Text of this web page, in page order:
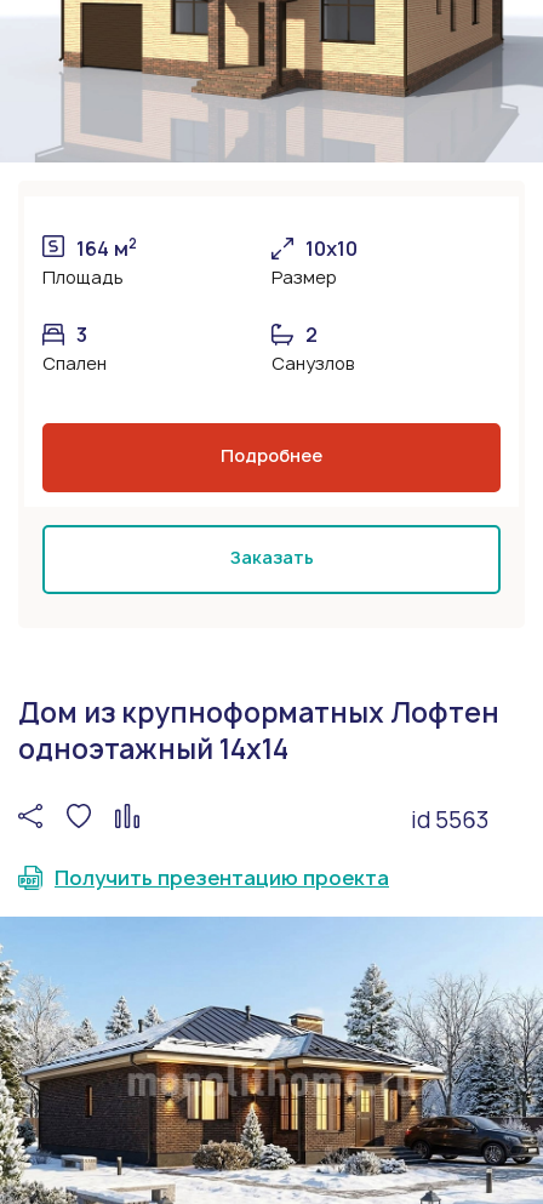
164 м2
Площадь
10х10
Размер
3
Спален
2
Санузлов
Подробнее
Заказать
Дом из крупноформатных Лофтен
одноэтажный 14х14
id 5563
Получить презентацию проекта